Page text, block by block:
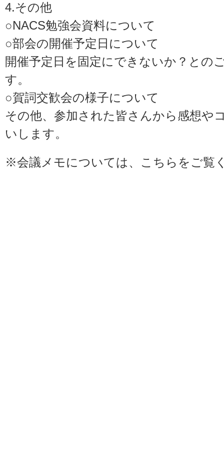
4.その他
○NACS勉強会資料について
○部会の開催予定日について
開催予定日を固定にできないか？との
す。
○賀詞交歓会の様子について
その他、参加された皆さんから感想や
いします。
※会議メモについては、 こちら をご覧